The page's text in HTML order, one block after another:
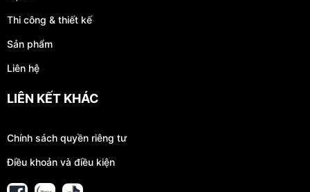
Thi công & thiết kế
Sản phẩm
Liên hệ
LIÊN KẾT KHÁC
Chính sách quyền riêng tư
Điều khoản và điều kiện